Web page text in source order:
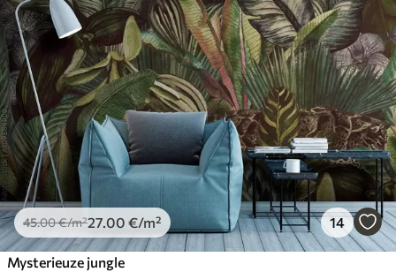
45.00€/m²27.00 €/m² 14
Mysterieuze jungle